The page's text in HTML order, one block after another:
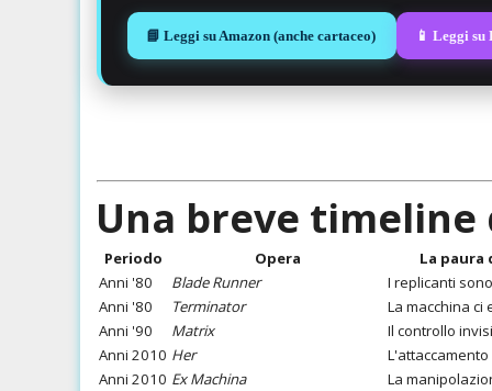
📘 Leggi su Amazon (anche cartaceo) 📱 Leggi su
Una breve
Periodo Opera
La paura
Anni '80
Blade Runner
I replicanti
Anni '80
Terminator
La macchina ci
Anni '90
Matrix
Il controllo
Anni 2010 Her
Anni 2010 Ex Machina
La